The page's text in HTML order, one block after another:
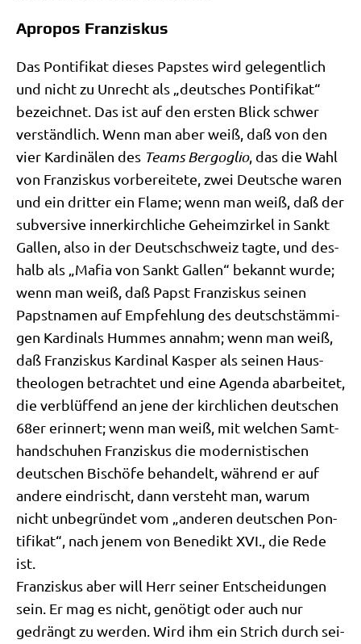
Apropos Franziskus
Das Pon­ti­fi­kat die­ses Pap­stes wird gele­gent­lich
und nicht zu Unrecht als „deut­sches Pon­ti­fi­kat“
bezeich­net. Das ist auf den ersten Blick schwer
ver­ständ­lich. Wenn man aber weiß, daß von den
vier Kar­di­nä­len des Teams Berg­o­glio, das die Wahl
von Fran­zis­kus vor­be­rei­te­te, zwei Deut­sche waren
und ein drit­ter ein Fla­me; wenn man weiß, daß der
sub­ver­si­ve inner­kirch­li­che Geheim­zir­kel in Sankt
Gal­len, also in der Deutsch­schweiz tag­te, und des­
halb als „Mafia von Sankt Gal­len“ bekannt wur­de;
wenn man weiß, daß Papst Fran­zis­kus sei­nen
Papst­na­men auf Emp­feh­lung des deutsch­stäm­mi­
gen Kar­di­nals Hum­mes annahm; wenn man weiß,
daß Fran­zis­kus Kar­di­nal Kas­per als sei­nen Haus­
theo­lo­gen betrach­tet und eine Agen­da abar­bei­tet,
die ver­blüf­fend an jene der kirch­li­chen deut­schen
68er erin­nert; wenn man weiß, mit wel­chen Samt­
hand­schu­hen Fran­zis­kus die moder­ni­sti­schen
deut­schen Bischö­fe behan­delt, wäh­rend er auf
ande­re ein­drischt, dann ver­steht man, war­um
nicht unbe­grün­det vom „ande­ren deut­schen Pon­
ti­fi­kat“, nach jenem von Bene­dikt XVI., die Rede
ist.
Fran­zis­kus aber will Herr sei­ner Ent­schei­dun­gen
sein. Er mag es nicht, genö­tigt oder auch nur
gedrängt zu wer­den. Wird ihm ein Strich durch sei­